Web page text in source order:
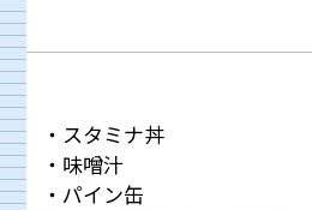
・スタミナ丼
・味噌汁
・パイン缶